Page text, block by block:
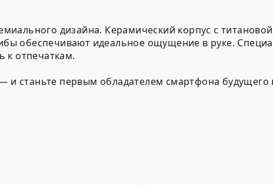
дизайна. Керамический корпус с
обеспечивают идеальное ощущение в руке.
к отпечаткам.
и станьте первым обладателем смартфона будущего